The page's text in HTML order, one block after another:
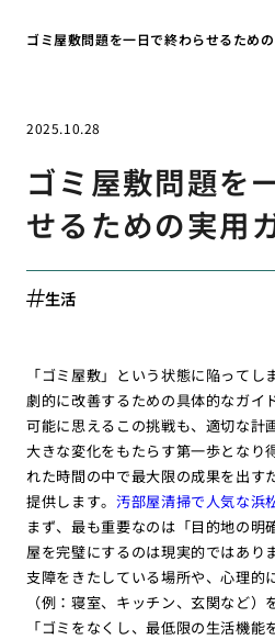
ゴミ屋敷問題を一日で終わらせるため
2025.10.28
ゴミ屋敷問題を
せるための実用
生活
「ゴミ屋敷」という状態に陥って
劇的に改善するための具体的なガイ
可能に思えるこの挑戦も、適切な計
大きな変化をもたらす第一歩となり
れた時間の中で最大限の成果を出す
提供します。 汚部屋清掃で人気な浜
まず、最も重要なのは「目的地の明
屋を完璧にするのは現実的ではあり
支障をきたしている場所や、心理的
（例：寝室、キッチン、玄関など
「ゴミをなくし、最低限の生活機